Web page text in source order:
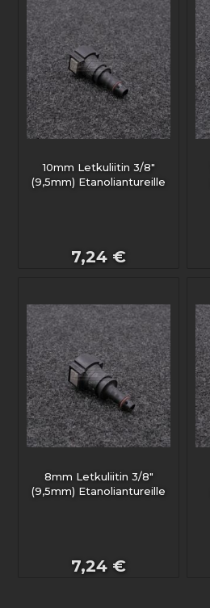
10mm Letkuliitin 3/8"
(9,5mm) Etanoliantureille
7,24 €
8mm Letkuliitin 3/8"
(9,5mm) Etanoliantureille
7,24 €